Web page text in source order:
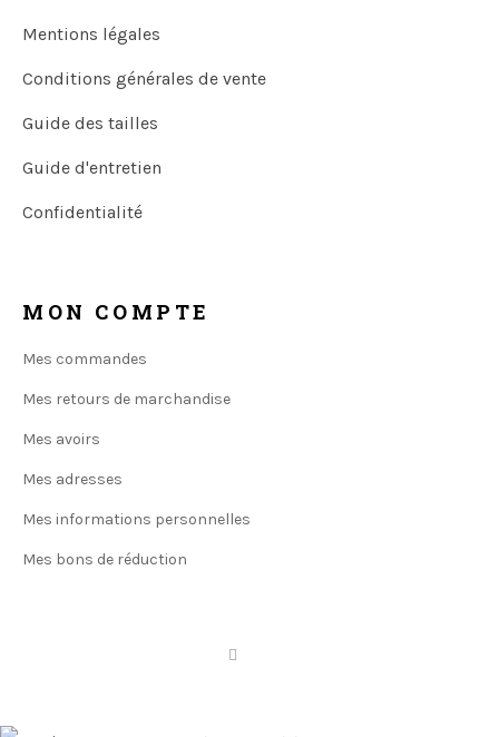
Mentions légales
Conditions générales de vente
Guide des tailles
Guide d'entretien
Confidentialité
MON COMPTE
Mes commandes
Mes retours de marchandise
Mes avoirs
Mes adresses
Mes informations personnelles
Mes bons de réduction